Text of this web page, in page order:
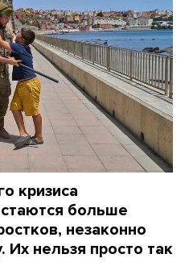
кризиса
больше
незаконно
Их нельзя просто так